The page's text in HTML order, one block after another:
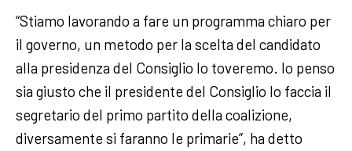
“Stiamo lavorando a fare un programma chiaro per
il governo, un metodo per la scelta del candidato
alla presidenza del Consiglio lo toveremo. Io penso
sia giusto che il presidente del Consiglio lo faccia il
segretario del primo partito della coalizione,
diversamente si faranno le primarie”, ha detto